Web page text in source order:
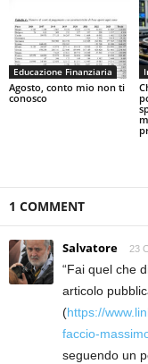
Educazione Finanziaria
Agosto, conto mio non ti
conosco
1 COMMENT
Salvatore 23
“Fai quel che
articolo
(https://
faccio-
seguendo un